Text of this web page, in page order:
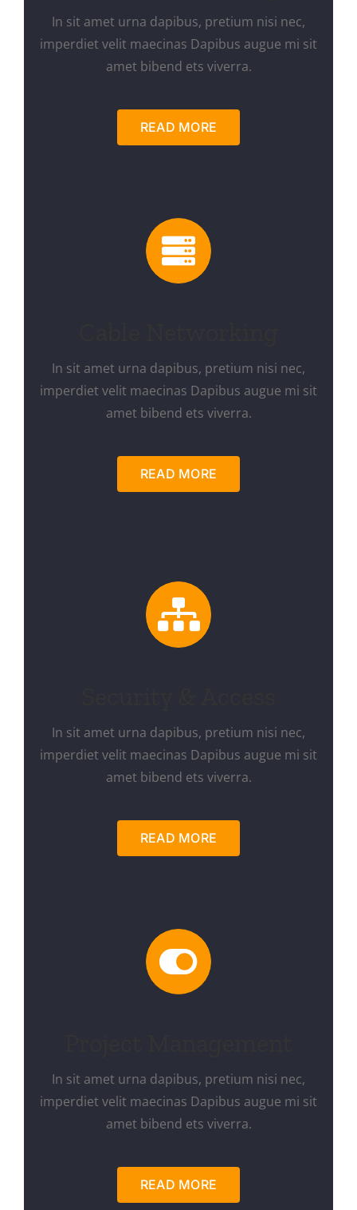
In sit amet urna dapibus, pretium nisi nec,
imperdiet velit maecinas Dapibus augue mi sit
amet bibend ets viverra.
READ MORE
In sit amet urna dapibus, pretium nisi nec,
imperdiet velit maecinas Dapibus augue mi sit
amet bibend ets viverra.
READ MORE
In sit amet urna dapibus, pretium nisi nec,
imperdiet velit maecinas Dapibus augue mi sit
amet bibend ets viverra.
READ MORE
In sit amet urna dapibus, pretium nisi nec,
imperdiet velit maecinas Dapibus augue mi sit
amet bibend ets viverra.
READ MORE